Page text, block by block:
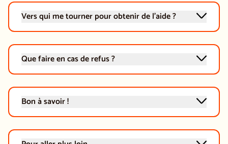
Vers qui me tourner pour obtenir de l'aide ?
Que faire en cas de refus ?
Bon à savoir !